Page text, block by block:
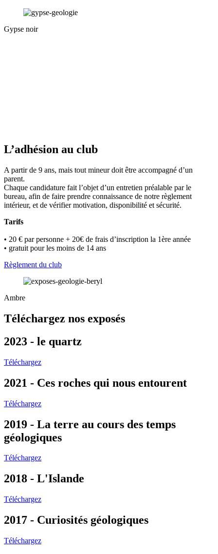
Gypse noir
L’adhésion au club
A partir de 9 ans, mais tout mineur doit être accompagné d’un
parent.
Chaque candidature fait l’objet d’un entretien préalable par le
bureau, afin de faire prendre connaissance de notre règlement
intérieur, et de vérifier motivation, disponibilité et sécurité.
Tarifs
• 20 € par personne + 20€ de frais d’inscription la 1ère année
• gratuit pour les moins de 14 ans
Règlement du club
Ambre
Téléchargez nos exposés
2023 - le quartz
Téléchargez
2021 - Ces roches qui nous entourent
Téléchargez
2019 - La terre au cours des temps
géologiques
Téléchargez
2018 - L'Islande
Téléchargez
2017 - Curiosités géologiques
Téléchargez